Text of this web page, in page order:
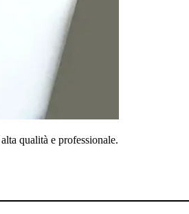
qualità e professionale.